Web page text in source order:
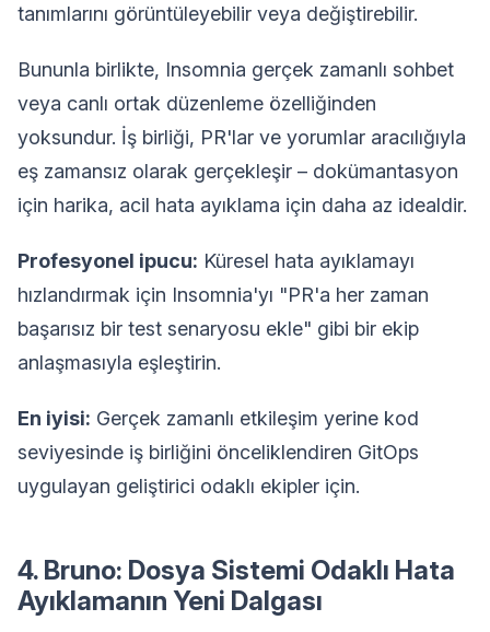
tanımlarını görüntüleyebilir veya değiştirebilir.
Bununla birlikte, Insomnia gerçek zamanlı sohbet
veya canlı ortak düzenleme özelliğinden
yoksundur. İş birliği, PR'lar ve yorumlar aracılığıyla
eş zamansız olarak gerçekleşir – dokümantasyon
için harika, acil hata ayıklama için daha az idealdir.
Profesyonel ipucu: Küresel hata ayıklamayı
hızlandırmak için Insomnia'yı "PR'a her zaman
başarısız bir test senaryosu ekle" gibi bir ekip
anlaşmasıyla eşleştirin.
En iyisi: Gerçek zamanlı etkileşim yerine kod
seviyesinde iş birliğini önceliklendiren GitOps
uygulayan geliştirici odaklı ekipler için.
4. Bruno: Dosya Sistemi Odaklı Hata
Ayıklamanın Yeni Dalgası